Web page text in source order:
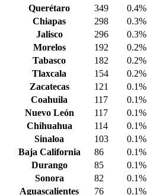
Querétaro
349 0.4%
Chiapas
298 0.3%
Jalisco
296 0.3%
Morelos
192 0.2%
Tabasco
182 0.2%
Tlaxcala
154 0.2%
Zacatecas
121 0.1%
Coahuila
117 0.1%
Nuevo León
117 0.1%
Chihuahua
114 0.1%
Sinaloa
103 0.1%
Baja California
86 0.1%
Durango
85 0.1%
Sonora
82 0.1%
Aguascalientes
76 0.1%